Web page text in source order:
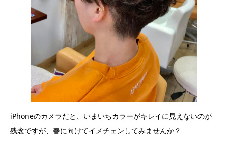
iPhoneのカメラだと、いまいちカラーがキレイに見えないのが
残念ですが、春に向けてイメチェンしてみませんか？